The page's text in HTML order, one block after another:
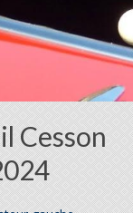
Cesson